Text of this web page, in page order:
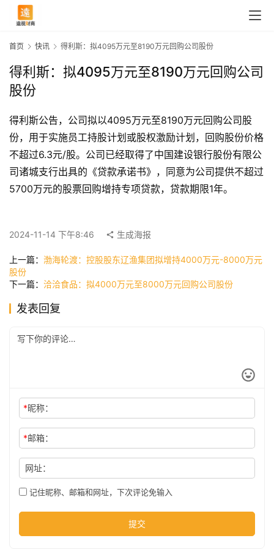
首
快
讯
司
尚
科
技
首页 快讯 得利斯：拟4095万元至8190万元回购公司股份
得利斯：拟4095万元至8190万元回购公司
股份
得利斯公告，公司拟以4095万元至8190万元回购公司股
份，用于实施员工持股计划或股权激励计划，回购股份价格
不超过6.3元/股。公司已经取得了中国建设银行股份有限公
司诸城支行出具的《贷款承诺书》，同意为公司提供不超过
5700万元的股票回购增持专项贷款，贷款期限1年。
2024-11-14 下午8:46 生成海报
上一篇： 渤海轮渡：控股股东辽渔集团拟增持4000万元-8000万元
股份
下一篇： 洽洽食品：拟4000万元至8000万元回购公司股份
发表回复
*昵称：
*邮箱：
网址：
记住昵称、邮箱和网址，下次评论免输入
提交